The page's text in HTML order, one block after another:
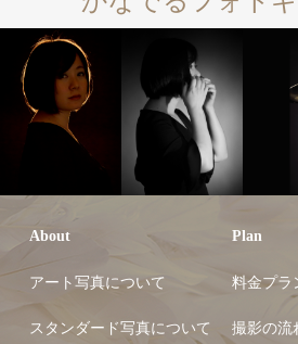
About
アート写真について
スタンダード写真について
Plan
料金プラ
撮影の流